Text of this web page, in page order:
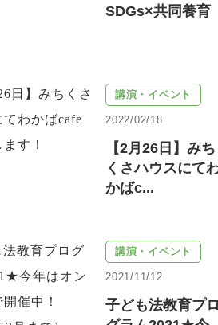
SDGs×共同養育
講演・イベント
2022/02/18
【2月26日】みち
くさハウスにて
かばc...
講演・イベント
2021/11/12
子ども法教育プロ